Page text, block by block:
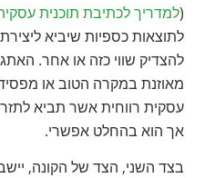
(למדריך לכתיבת תוכנית
לתוצאות כספיות שיביא
להצדיק שווי כזה או אחר.
מאוזנת במקרה הטוב או
עסקית רווחית אשר תביא
אך הוא בהחלט אפשרי.
בצד השני, הצד של הקונה,